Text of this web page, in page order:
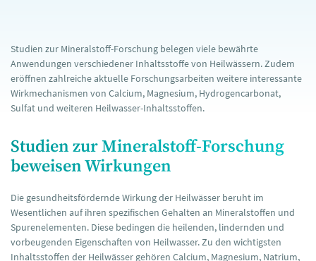
Studien zur Mineralstoff-Forschung belegen viele bewährte
Anwendungen verschiedener Inhaltsstoffe von Heilwässern. Zudem
eröffnen zahlreiche aktuelle Forschungsarbeiten weitere interessante
Wirkmechanismen von Calcium, Magnesium, Hydrogencarbonat,
Sulfat und weiteren Heilwasser-Inhaltsstoffen.
Studien zur Mineralstoff-Forschung
beweisen Wirkungen
Die gesundheitsfördernde Wirkung der Heilwässer beruht im
Wesentlichen auf ihren spezifischen Gehalten an Mineralstoffen und
Spurenelementen. Diese bedingen die heilenden, lindernden und
vorbeugenden Eigenschaften von Heilwasser. Zu den wichtigsten
Inhaltsstoffen der Heilwässer gehören Calcium, Magnesium, Natrium,